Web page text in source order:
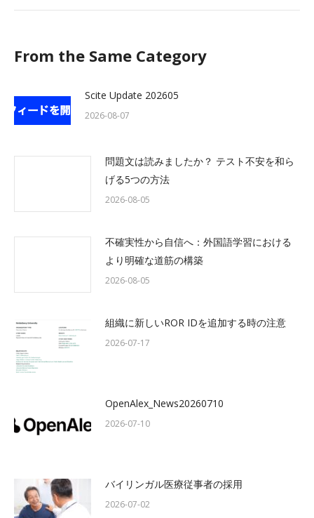
From the Same Category
Scite Update 202605
2026-08-07
問題文は読みましたか？ テスト不安を和ら
げる5つの方法
2026-08-05
不確実性から自信へ：外国語学習における
より明確な道筋の構築
2026-08-05
組織に新しいROR IDを追加する時の注意
2026-07-17
OpenAlex_News20260710
2026-07-10
バイリンガル医療従事者の採用
2026-07-02